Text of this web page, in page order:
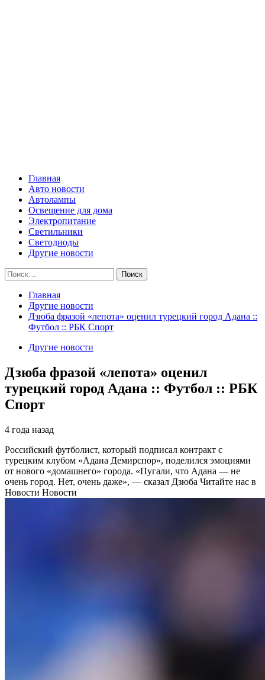
Главная
Авто новости
Автолампы
Освещение для дома
Электропитание
Светильники
Светодиоды
Другие новости
Найти:
Главная
Другие новости
Дзюба фразой «лепота» оценил турецкий город Адана ::
Футбол :: РБК Спорт
Другие новости
Дзюба фразой «лепота» оценил
турецкий город Адана :: Футбол :: РБК
Спорт
4 года назад
Российский футболист, который подписал контракт с
турецким клубом «Адана Демирспор», поделился эмоциями
от нового «домашнего» города. «Пугали, что Адана — не
очень город. Нет, очень даже», — сказал Дзюба Читайте нас в
Новости Новости